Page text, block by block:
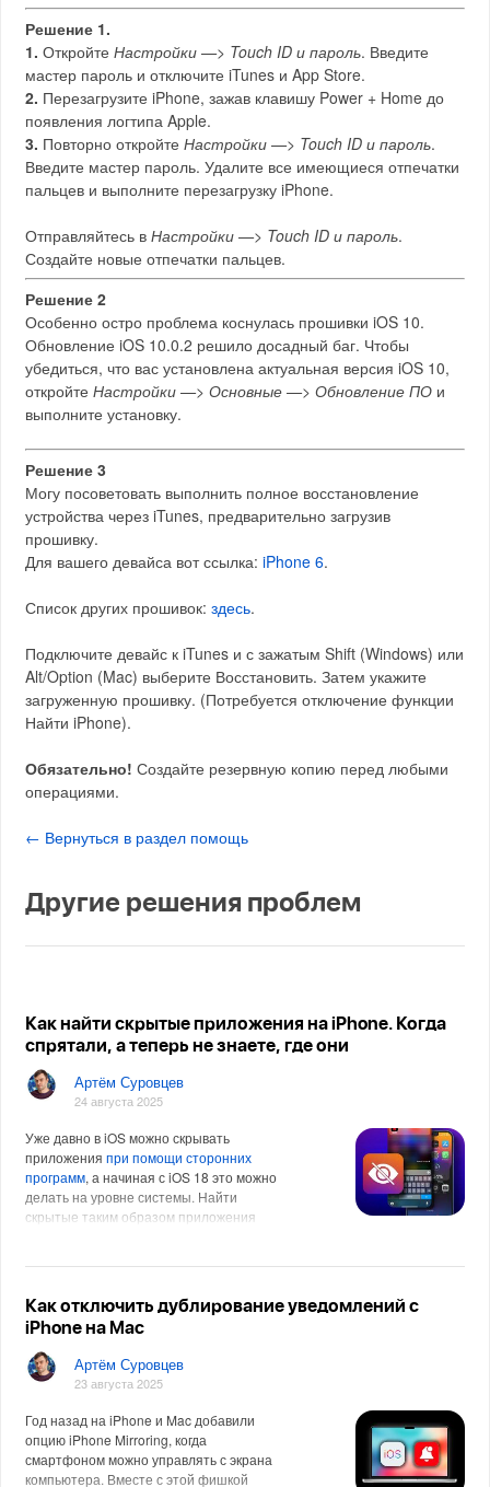
Решение 1.
1. ОткройтеНастройки —> Touch ID и пароль. Введите
мастер пароль и отключите iTunes и App Store.
2. Перезагрузите iPhone, зажав клавишу Power + Home до
появления логтипа Apple.
3. Повторно откройтеНастройки —> Touch ID и пароль.
Введите мастер пароль. Удалите все имеющиеся отпечатки
пальцев и выполните перезагрузку iPhone.
Отправляйтесь вНастройки —> Touch ID и пароль.
Создайте новые отпечатки пальцев.
Решение 2
Особенно остро проблема коснулась прошивки iOS 10.
Обновление iOS 10.0.2 решило досадный баг. Чтобы
убедиться, что вас установлена актуальная версия iOS 10,
откройтеНастройки —> Основные —> Обновление ПО и
выполните установку.
Решение 3
Могу посоветовать выполнить полное восстановление
устройства через iTunes, предварительно загрузив
прошивку.
Для вашего девайса вот ссылка:iPhone 6.
Список других прошивок:здесь.
Подключите девайс к iTunes и с зажатым Shift (Windows) или
Alt/Option (Mac) выберите Восстановить. Затем укажите
загруженную прошивку. (Потребуется отключение функции
Найти iPhone).
Обязательно!Создайте резервную копию перед любыми
операциями.
← Вернуться в раздел помощь
Другие решения проблем
Как найти скрытые приложения на iPhone. Когда
спрятали, а теперь не знаете, где они
Артём Суровцев
24 августа 2025
Уже давно в iOS можно скрывать
приложенияпри помощи сторонних
программ, а начиная с iOS 18 это можно
делать на уровне системы. Найти
скрытые таким образом приложения
Как отключить дублирование уведомлений с
iPhone на Mac
Артём Суровцев
23 августа 2025
Год назад на iPhone и Mac добавили
опцию iPhone Mirroring, когда
смартфоном можно управлять с экрана
компьютера. Вместе с этой фишкой